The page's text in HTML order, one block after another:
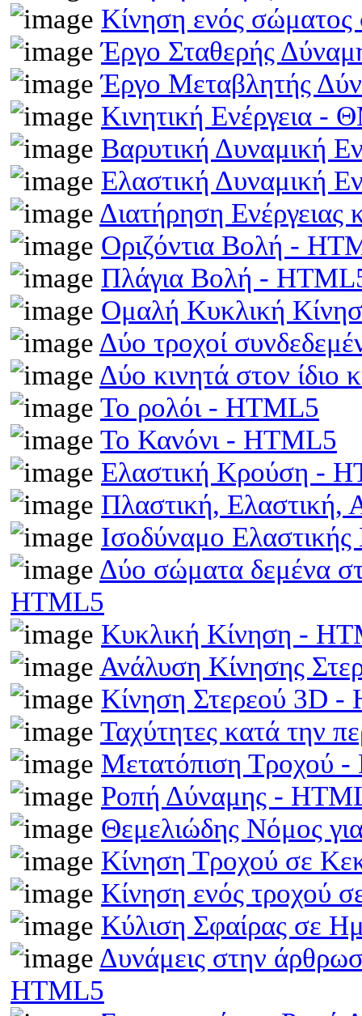
Κίνηση ενός
Έργο Σταθερής
Έργο Μεταβλητής
Κινητική Ενέργεια
Βαρυτική Δυναμική
Ελαστική Δυναμική
Διατήρηση
Οριζόντια Βολή -
Πλάγια Βολή -
Ομαλή Κυκλική
Δύο τροχοί
Δύο κινητά στον
Το ρολόι - HTML5
Το Κανόνι - HTML5
Ελαστική Κρούση -
Πλαστική,
Ισοδύναμο
Δύο σώματα δεμένα
HTML5
Κυκλική Κίνηση -
Ανάλυση Κίνησης
Κίνηση Στερεού 3D -
Ταχύτητες κατά την
Μετατόπιση Τροχού
Ροπή Δύναμης -
Θεμελιώδης Νόμος
Κίνηση Τροχού σε
Κίνηση ενός τροχού
Κύλιση Σφαίρας σε
Δυνάμεις στην
HTML5